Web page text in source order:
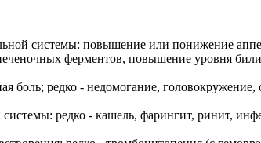
системы: повышение или понижение
ферментов, повышение уровня
боль; редко - недомогание, головокружение,
редко - кашель, фарингит, ринит,